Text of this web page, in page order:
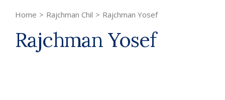
Home > Rajchman Chil > Rajchman Yosef
Rajchman Yosef